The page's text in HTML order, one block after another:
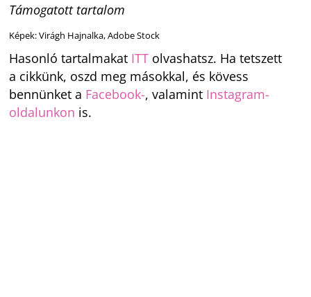
Támogatott tartalom
Képek: Virágh Hajnalka, Adobe Stock
Hasonló tartalmakat ITT olvashatsz. Ha tetszett
a cikkünk, oszd meg másokkal, és kövess
bennünket a Facebook-, valamint Instagram-
oldalunkon is.